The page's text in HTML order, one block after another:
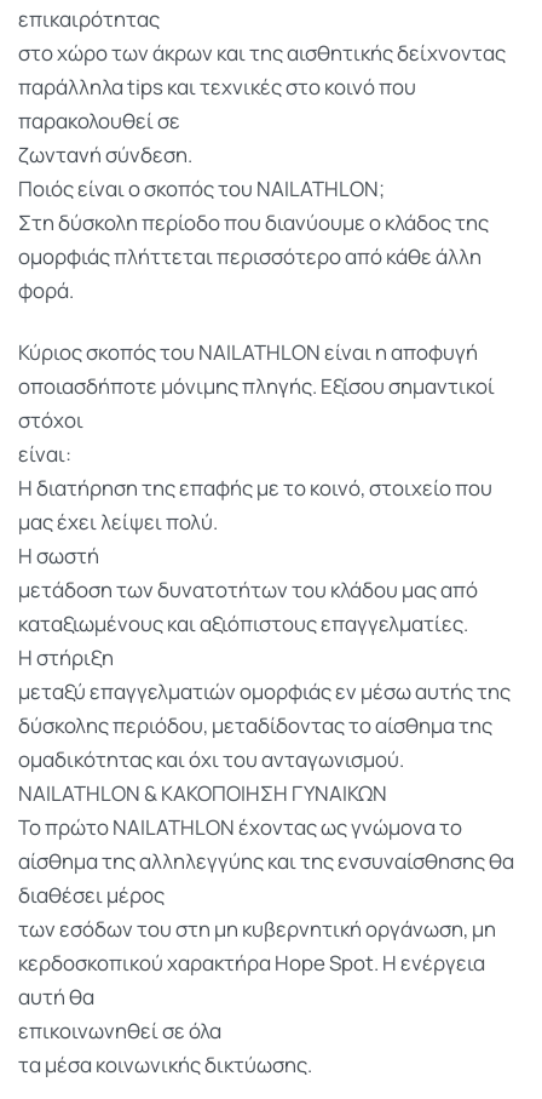
επικαιρότητας
στο χώρο των άκρων και της αισθητικής δείχνοντας
παράλληλα tips και τεχνικές στο κοινό που
παρακολουθεί σε
ζωντανή σύνδεση.
Ποιός είναι ο σκοπός του NAILATHLON;
Στη δύσκολη περίοδο που διανύουμε ο κλάδος της
ομορφιάς πλήττεται περισσότερο από κάθε άλλη
φορά.
Κύριος σκοπός του NAILATHLON είναι η αποφυγή
οποιασδήποτε μόνιμης πληγής. Εξίσου σημαντικοί
στόχοι
είναι:
Η διατήρηση της επαφής με το κοινό, στοιχείο που
μας έχει λείψει πολύ.
Η σωστή
μετάδοση των δυνατοτήτων του κλάδου μας από
καταξιωμένους και αξιόπιστους επαγγελματίες.
Η στήριξη
μεταξύ επαγγελματιών ομορφιάς εν μέσω αυτής της
δύσκολης περιόδου, μεταδίδοντας το αίσθημα της
ομαδικότητας και όχι του ανταγωνισμού.
NAILATHLON & ΚΑΚΟΠΟΙΗΣΗ ΓΥΝΑΙΚΩΝ
Το πρώτο NAILATHLON έχοντας ως γνώμονα το
αίσθημα της αλληλεγγύης και της ενσυναίσθησης θα
διαθέσει μέρος
των εσόδων του στη μη κυβερνητική οργάνωση, μη
κερδοσκοπικού χαρακτήρα Hope Spot. Η ενέργεια
αυτή θα
επικοινωνηθεί σε όλα
τα μέσα κοινωνικής δικτύωσης.